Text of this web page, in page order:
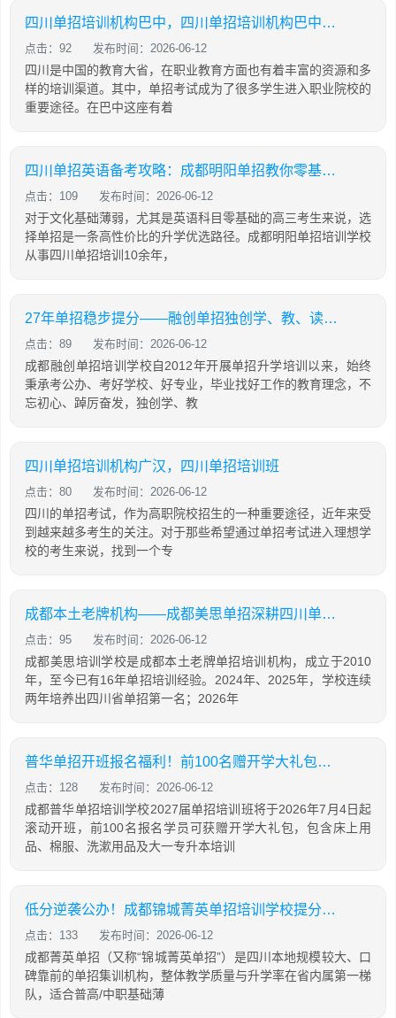
四川单招培训机构巴中，四川单招培训机构巴中有几家
点击：92 发布时间：2026-06-12
四川是中国的教育大省，在职业教育方面也有着丰富的资源和多
样的培训渠道。其中，单招考试成为了很多学生进入职业院校的
重要途径。在巴中这座有着
四川单招英语备考攻略：成都明阳单招教你零基础也能有效提分
点击：109 发布时间：2026-06-12
对于文化基础薄弱，尤其是英语科目零基础的高三考生来说，选
择单招是一条高性价比的升学优选路径。成都明阳单招培训学校
从事四川单招培训10余年，
27年单招稳步提分——融创单招独创学、教、读、背、练、考六位一体教学模式
点击：89 发布时间：2026-06-12
成都融创单招培训学校自2012年开展单招升学培训以来，始终
秉承考公办、考好学校、好专业，毕业找好工作的教育理念，不
忘初心、踔厉奋发，独创学、教
四川单招培训机构广汉，四川单招培训班
点击：80 发布时间：2026-06-12
四川的单招考试，作为高职院校招生的一种重要途径，近年来受
到越来越多考生的关注。对于那些希望通过单招考试进入理想学
校的考生来说，找到一个专
成都本土老牌机构——成都美思单招深耕四川单招16年，助力学生录取公办院校！
点击：95 发布时间：2026-06-12
成都美思培训学校是成都本土老牌单招培训机构，成立于2010
年，至今已有16年单招培训经验。2024年、2025年，学校连续
两年培养出四川省单招第一名；2026年
普华单招开班报名福利！前100名赠开学大礼包，含床上用品，棉服，先到先得！
点击：128 发布时间：2026-06-12
成都普华单招培训学校2027届单招培训班将于2026年7月4日起
滚动开班，前100名报名学员可获赠开学大礼包，包含床上用
品、棉服、洗漱用品及大一专升本培训
低分逆袭公办！成都锦城菁英单招培训学校提分攻略
点击：133 发布时间：2026-06-12
成都菁英单招（又称“锦城菁英单招”）是四川本地规模较大、口
碑靠前的单招集训机构，整体教学质量与升学率在省内属第一梯
队，适合普高/中职基础薄